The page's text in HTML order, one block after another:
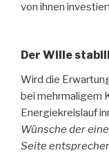
von ihnen
Der Wille
Wird die
bei mehrmaligem
Energiekreislauf
Wünsche der
Seite